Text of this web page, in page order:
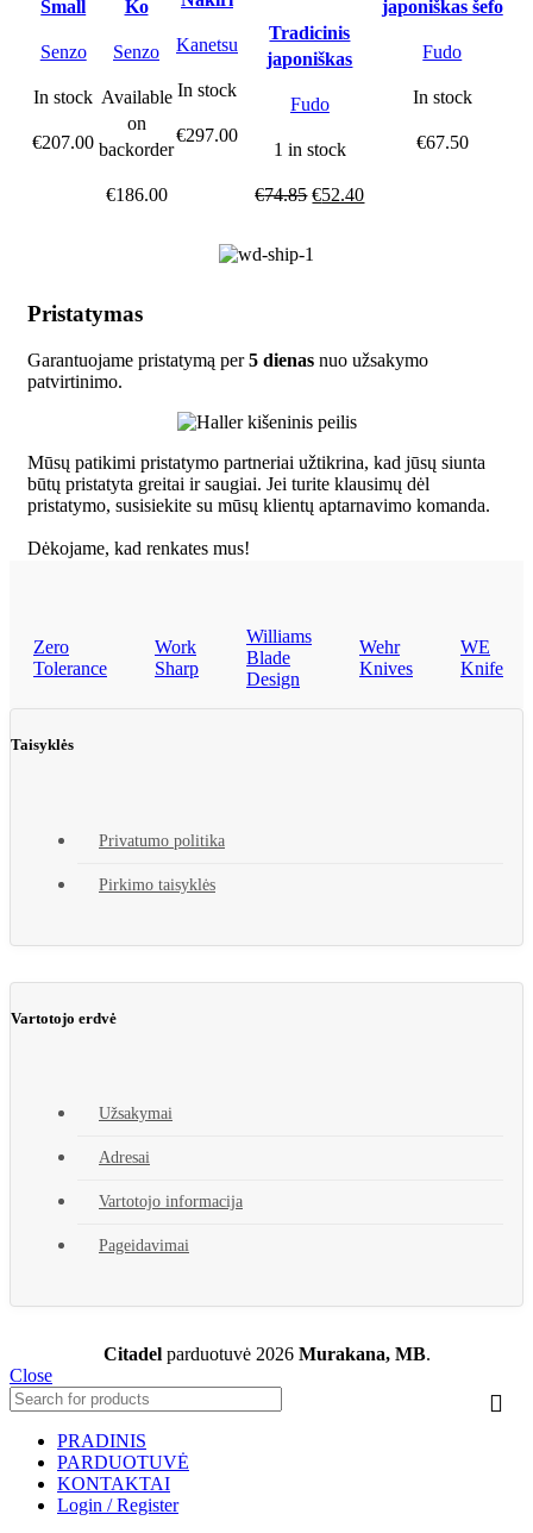
Small
Senzo
In stock
€207.00
Ko
Senzo
Available
on
backorder
€186.00
Kanetsu
In stock
€297.00
Tradicinis
japoniškas
Deba
Fudo
1 in stock
€74.85 €52.40
japoniškas šefo
Fudo
In stock
€67.50
Pristatymas
Garantuojame pristatymą per5 dienas nuo užsakymo
patvirtinimo.
Mūsų patikimi pristatymo partneriai užtikrina, kad jūsų siunta
būtų pristatyta greitai ir saugiai. Jei turite klausimų dėl
pristatymo, susisiekite su mūsų klientų aptarnavimo komanda.
Dėkojame, kad renkates mus!
Zero
Tolerance
Work
Sharp
Williams
Blade
Design
Wehr
Knives
WE
Knife
Taisyklės
Privatumo politika
Pirkimo taisyklės
Vartotojo erdvė
Užsakymai
Adresai
Vartotojo informacija
Pageidavimai
Citadelparduotuvė 2026 Murakana, MB.
Close
PRADINIS
PARDUOTUVĖ
KONTAKTAI
Login / Register